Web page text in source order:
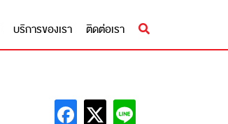
บริการของเรา ติดต่อเรา